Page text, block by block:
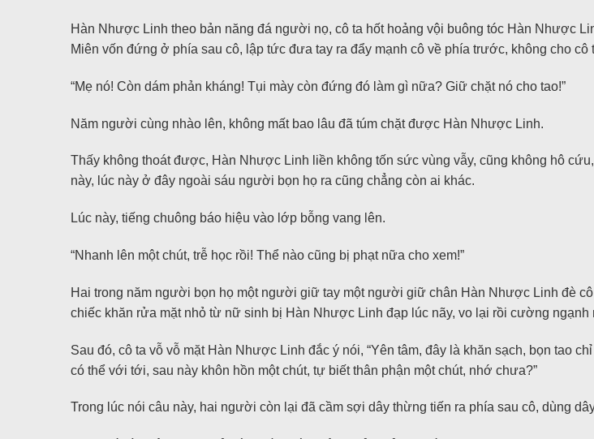
Hàn Nhược Linh theo bản năng đá người nọ, cô ta hốt hoảng vội buông tóc Hàn Nhược
Miên vốn đứng ở phía sau cô, lập tức đưa tay ra đẩy mạnh cô về phía trước, không cho cô
“Mẹ nó! Còn dám phản kháng! Tụi mày còn đứng đó làm gì nữa? Giữ chặt nó cho tao!”
Năm người cùng nhào lên, không mất bao lâu đã túm chặt được Hàn Nhược Linh.
Thấy không thoát được, Hàn Nhược Linh liền không tốn sức vùng vẫy, cũng không hô
này, lúc này ở đây ngoài sáu người bọn họ ra cũng chẳng còn ai khác.
Lúc này, tiếng chuông báo hiệu vào lớp bỗng vang lên.
“Nhanh lên một chút, trễ học rồi! Thể nào cũng bị phạt nữa cho xem!”
Hai trong năm người bọn họ một người giữ tay một người giữ chân Hàn Nhược Linh đè
chiếc khăn rửa mặt nhỏ từ nữ sinh bị Hàn Nhược Linh đạp lúc nãy, vo lại rồi cường
Sau đó, cô ta vỗ vỗ mặt Hàn Nhược Linh đắc ý nói, “Yên tâm, đây là khăn sạch, bọn tao
có thể với tới, sau này khôn hồn một chút, tự biết thân phận một chút, nhớ chưa?”
Trong lúc nói câu này, hai người còn lại đã cầm sợi dây thừng tiến ra phía sau cô, dùng